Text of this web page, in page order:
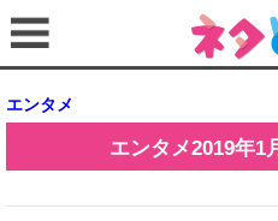
エンタメ
エンタメ2019年1